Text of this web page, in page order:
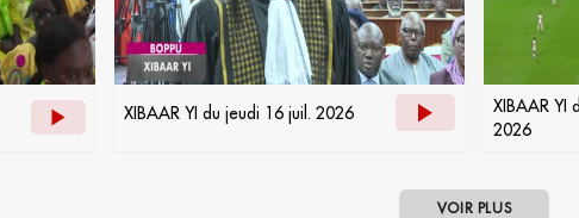
XIBAAR YI du jeudi 16 juil. 2026
XIBAAR YI
2026
VOIR PLUS